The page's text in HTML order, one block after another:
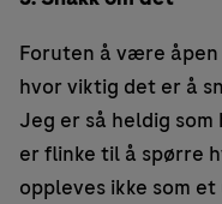
Foruten å være
hvor viktig det er å
Jeg er så heldig
er flinke til å spørre
oppleves ikke som